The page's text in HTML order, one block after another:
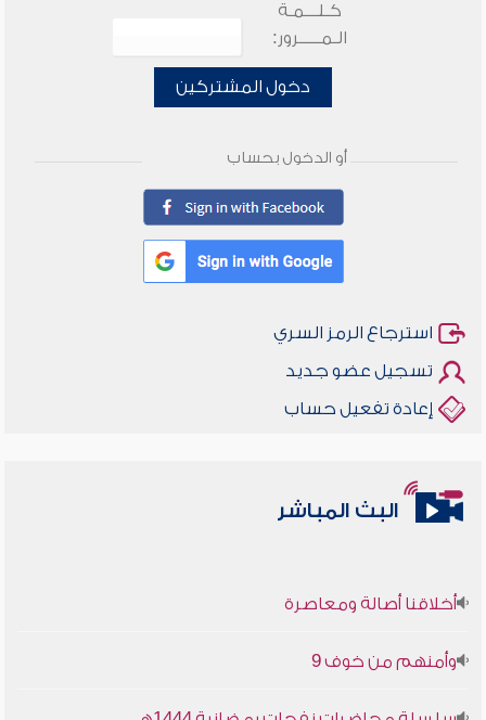
كـلـــمـة
الـمـــــرور:
دخول المشتركين
أو الدخول بحساب
استرجاع الرمز السري
تسجيل عضو جديد
إعادة تفعيل حساب
البث المباشر
أخلاقنا أصالة ومعاصرة
وأمنهم من خوف 9
سلسلة محاضرات نفحات رمضانية 1444هـ